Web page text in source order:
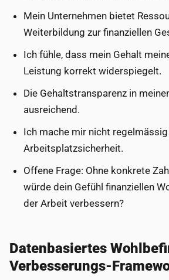
Mein Unternehmen bietet
Weiterbildung zur finanziellen
Ich fühle, dass mein Gehalt
Leistung korrekt widerspiegelt.
Die Gehaltstransparenz in
ausreichend.
Ich mache mir nicht
Arbeitsplatzsicherheit.
Offene Frage: Ohne konkrete
würde dein Gefühl finanziellen
der Arbeit verbessern?
Datenbasiertes
Verbesserungs-